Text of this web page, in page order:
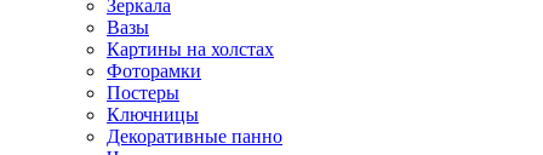
Зеркала
Вазы
Картины на холстах
Фоторамки
Постеры
Ключницы
Декоративные панно